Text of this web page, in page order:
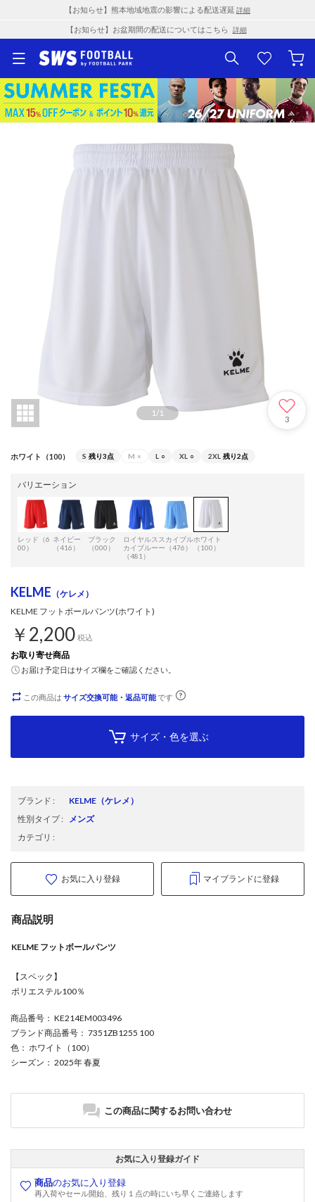
【お知らせ】熊本地域地震の影響による配送遅延 詳細
【お知らせ】お盆期間の配送についてはこちら 詳細
1/1
3
ホワイト（100） S 残り3点 M × L ○ XL ○ 2XL 残り2点
バリエーション
レッド（6
00）
ネイビー
（416）
ブラック
（000）
ロイヤルス
カイブルー
（481）
スカイブル
ー（476）
ホワイト
（100）
KELME （ケレメ）
KELME フットボールパンツ(ホワイト)
￥2,200 税込
お取り寄せ商品
お届け予定日はサイズ欄をご確認ください。
この商品は サイズ交換可能・返品可能です
サイズ・色を選ぶ
ブランド : KELME （ケレメ）
性別タイプ: メンズ
カテゴリ :
お気に入り登録 マイブランドに登録
商品説明
KELME フットボールパンツ
【スペック】
ポリエステル100％
商品番号 ： KE214EM003496
ブランド商品番号 ： 7351ZB1255 100
色 ： ホワイト（100）
シーズン ： 2025年 春夏
この商品に関するお問い合わせ
お気に入り登録ガイド
商品のお気に入り登録
再入荷やセール開始、残り１点の時にいち早くご連絡します